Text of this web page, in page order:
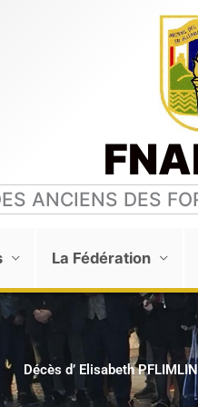
ANCIENS DES
La Fédération
Décès d’ Elisabeth PFLIMLIN